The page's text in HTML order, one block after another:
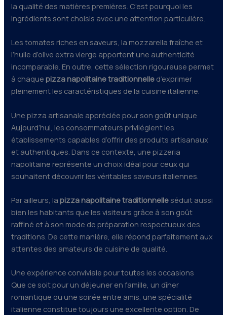
la qualité des matières premières. C’est pourquoi les
ingrédients sont choisis avec une attention particulière.
Les tomates riches en saveurs, la mozzarella fraîche et
l’huile d’olive extra vierge apportent une authenticité
incomparable. En outre, cette sélection rigoureuse permet
à chaquepizza napolitaine traditionnelle d’exprimer
pleinement les caractéristiques de la cuisine italienne.
Une pizza artisanale appréciée pour son goût unique
Aujourd’hui, les consommateurs privilégient les
établissements capables d’offrir des produits artisanaux
et authentiques. Dans ce contexte, une pizzeria
napolitaine représente un choix idéal pour ceux qui
souhaitent découvrir les véritables saveurs italiennes.
Par ailleurs, lapizza napolitaine traditionnelle séduit aussi
bien les habitants que les visiteurs grâce à son goût
raffiné et à son mode de préparation respectueux des
traditions. De cette manière, elle répond parfaitement aux
attentes des amateurs de cuisine de qualité.
Une expérience conviviale pour toutes les occasions
Que ce soit pour un déjeuner en famille, un dîner
romantique ou une soirée entre amis, une spécialité
italienne constitue toujours une excellente option. De